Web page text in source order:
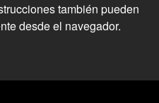
también pueden
desde el navegador.